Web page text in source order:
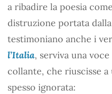
a ribadire la poesia
distruzione portata
testimoniano anche i
l’Italia, serviva una
collante, che riuscisse
spesso ignorata: